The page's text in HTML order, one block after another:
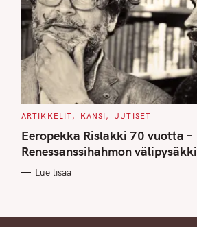
C
T
E
G
O
I
ARTIKKELIT KANSI UUTISET
Eeropekka Rislakki 70 vuotta –
Renessanssihahmon välipysäkki
Lue lisää